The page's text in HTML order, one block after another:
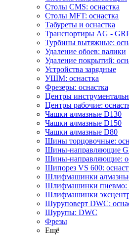
Столы CMS: оснастка
Столы MFT: оснастка
Табуреты и оснастка
Транспортиры AG -
Турбины вытяжные:
Удаление обоев: валики
Удаление покрытий:
Устройства зарядные
УШМ: оснастка
Фрезеры: оснастка
Центры
Центры рабочие:
Чашки алмазные D130
Чашки алмазные D150
Чашки алмазные D80
Шины торцовочные:
Шины-направляющие
Шины-направляющие:
Шипорез VS 600:
Шлифмашинки
Шлифмашинки пневмо:
Шлифмашинки
Шуруповерт DWC:
Шурупы: DWC
Фрезы
Ещё